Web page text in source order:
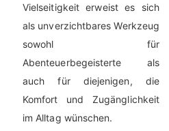
Vielseitigkeit erweist es sich
als unverzichtbares Werkzeug
sowohl für
Abenteuerbegeisterte als
auch für diejenigen, die
Komfort und Zugänglichkeit
im Alltag wünschen.